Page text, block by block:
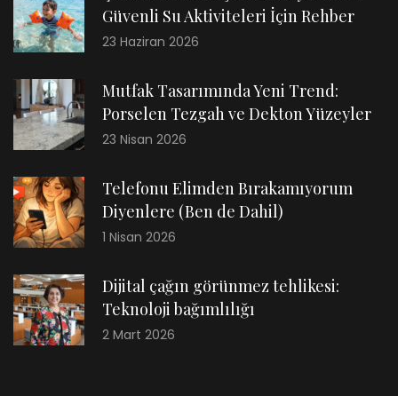
Güvenli Su Aktiviteleri İçin Rehber
23 Haziran 2026
Mutfak Tasarımında Yeni Trend:
Porselen Tezgah ve Dekton Yüzeyler
23 Nisan 2026
Telefonu Elimden Bırakamıyorum
Diyenlere (Ben de Dahil)
1 Nisan 2026
Dijital çağın görünmez tehlikesi:
Teknoloji bağımlılığı
2 Mart 2026